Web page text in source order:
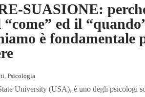
SUASIONE:
“come” ed il
è fondamentale
Psicologia
University (USA), è uno degli psicologi